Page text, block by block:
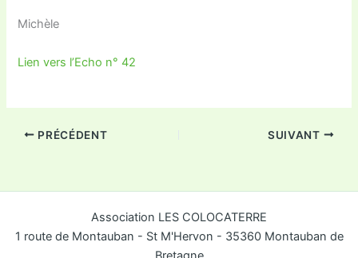
Michèle
Lien vers l’Echo n° 42
PRÉCÉDENT SUIVANT
Association LES COLOCATERRE
1 route de Montauban - St M'Hervon - 35360 Montauban de